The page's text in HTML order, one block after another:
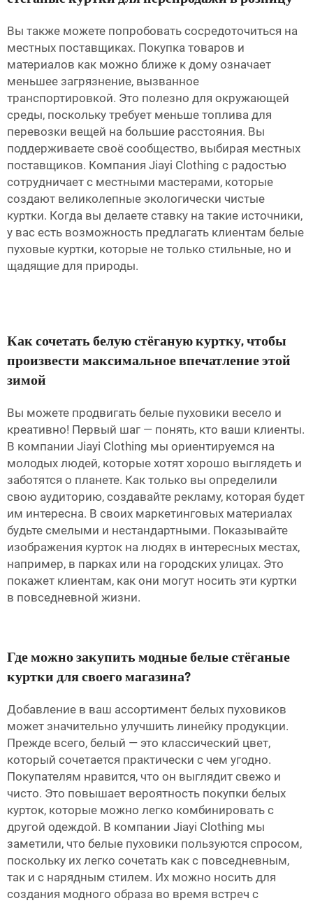
Вы также можете попробовать сосредоточиться на
местных поставщиках. Покупка товаров и
материалов как можно ближе к дому означает
меньшее загрязнение, вызванное
транспортировкой. Это полезно для окружающей
среды, поскольку требует меньше топлива для
перевозки вещей на большие расстояния. Вы
поддерживаете своё сообщество, выбирая местных
поставщиков. Компания Jiayi Clothing с радостью
сотрудничает с местными мастерами, которые
создают великолепные экологически чистые
куртки. Когда вы делаете ставку на такие источники,
у вас есть возможность предлагать клиентам белые
пуховые куртки, которые не только стильные, но и
щадящие для природы.
Как сочетать белую стёганую куртку, чтобы
произвести максимальное впечатление этой
зимой
Вы можете продвигать белые пуховики весело и
креативно! Первый шаг — понять, кто ваши клиенты.
В компании Jiayi Clothing мы ориентируемся на
молодых людей, которые хотят хорошо выглядеть и
заботятся о планете. Как только вы определили
свою аудиторию, создавайте рекламу, которая будет
им интересна. В своих маркетинговых материалах
будьте смелыми и нестандартными. Показывайте
изображения курток на людях в интересных местах,
например, в парках или на городских улицах. Это
покажет клиентам, как они могут носить эти куртки
в повседневной жизни.
Где можно закупить модные белые стёганые
куртки для своего магазина?
Добавление в ваш ассортимент белых пуховиков
может значительно улучшить линейку продукции.
Прежде всего, белый — это классический цвет,
который сочетается практически с чем угодно.
Покупателям нравится, что он выглядит свежо и
чисто. Это повышает вероятность покупки белых
курток, которые можно легко комбинировать с
другой одеждой. В компании Jiayi Clothing мы
заметили, что белые пуховики пользуются спросом,
поскольку их легко сочетать как с повседневным,
так и с нарядным стилем. Их можно носить для
создания модного образа во время встреч с